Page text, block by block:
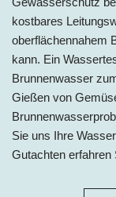
kostbares
oberflächennahem
kann. Ein
Brunnenwasser
Gießen von
Sie uns Ihre
Gutachten erfahren